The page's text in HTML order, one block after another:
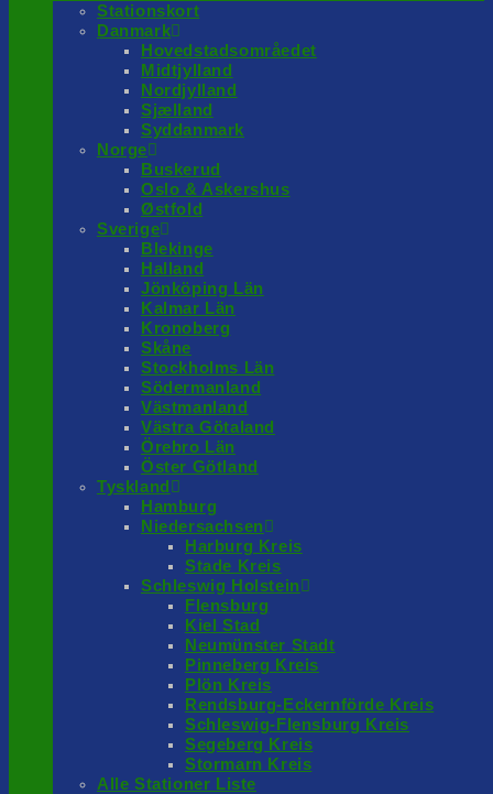
Stationskort
Danmark
Hovedstadsområedet
Midtjylland
Nordjylland
Sjælland
Syddanmark
Norge
Buskerud
Oslo & Askershus
Østfold
Sverige
Blekinge
Halland
Jönköping Län
Kalmar Län
Kronoberg
Skåne
Stockholms Län
Södermanland
Västmanland
Västra Götaland
Örebro Län
Öster Götland
Tyskland
Hamburg
Niedersachsen
Harburg Kreis
Stade Kreis
Schleswig Holstein
Flensburg
Kiel Stad
Neumünster Stadt
Pinneberg Kreis
Plön Kreis
Rendsburg-Eckernförde Kreis
Schleswig-Flensburg Kreis
Segeberg Kreis
Stormarn Kreis
Alle Stationer Liste